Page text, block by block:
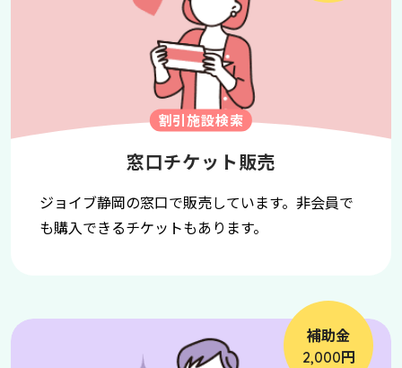
割引施設検索
窓口チケット販売
ジョイブ静岡の窓口で販売しています。非会員で
も購入できるチケットもあります。
補助金
2,000円